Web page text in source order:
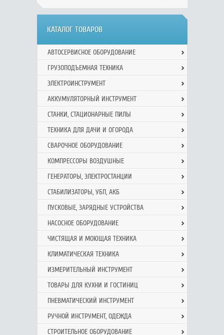
КАТАЛОГ ТОВАРОВ
АВТОСЕРВИСНОЕ ОБОРУДОВАНИЕ
ГРУЗОПОДЪЕМНАЯ ТЕХНИКА
ЭЛЕКТРОИНСТРУМЕНТ
АККУМУЛЯТОРНЫЙ ИНСТРУМЕНТ
СТАНКИ, СТАЦИОНАРНЫЕ ПИЛЫ
ТЕХНИКА ДЛЯ ДАЧИ И ОГОРОДА
СВАРОЧНОЕ ОБОРУДОВАНИЕ
КОМПРЕССОРЫ ВОЗДУШНЫЕ
ГЕНЕРАТОРЫ, ЭЛЕКТРОСТАНЦИИ
СТАБИЛИЗАТОРЫ, УБП, АКБ
ПУСКОВЫЕ, ЗАРЯДНЫЕ УСТРОЙСТВА
НАСОСНОЕ ОБОРУДОВАНИЕ
ЧИСТЯЩАЯ И МОЮЩАЯ ТЕХНИКА
КЛИМАТИЧЕСКАЯ ТЕХНИКА
ИЗМЕРИТЕЛЬНЫЙ ИНСТРУМЕНТ
ТОВАРЫ ДЛЯ КУХНИ И ГОСТИНИЦ
ПНЕВМАТИЧЕСКИЙ ИНСТРУМЕНТ
РУЧНОЙ ИНCТРУМЕНТ, ОДЕЖДА
СТРОИТЕЛЬНОЕ ОБОРУДОВАНИЕ